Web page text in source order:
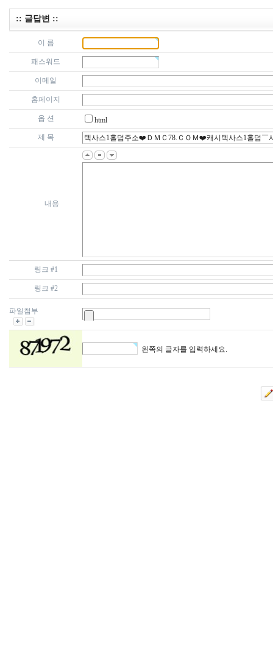
:: 글답변 ::
이 름
패스워드
이메일
홈페이지
옵 션
html
제 목
내용
링크 #1
링크 #2
파일첨부
왼쪽의 글자를 입력하세요.